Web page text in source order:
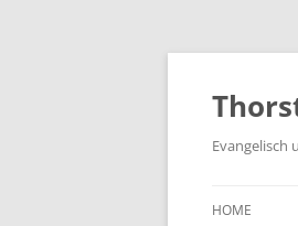
Zum
springen
Evangelisch
HOME